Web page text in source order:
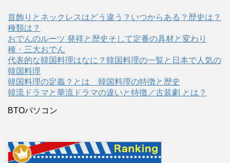
首飾りとネックレスはどう違う？いつからある？歴史は？
種類は？
おでんのルーツ 発祥と歴史そして定番の具材と変わり
種・三大おでん
代表的な韓国料理はなに？韓国料理の一覧と日本で人気の
韓国料理
韓国料理の定義？とは 韓国料理の特徴と歴史
韓流ドラマと華流ドラマの違いと特徴／古装劇 とは？
BTOパソコン